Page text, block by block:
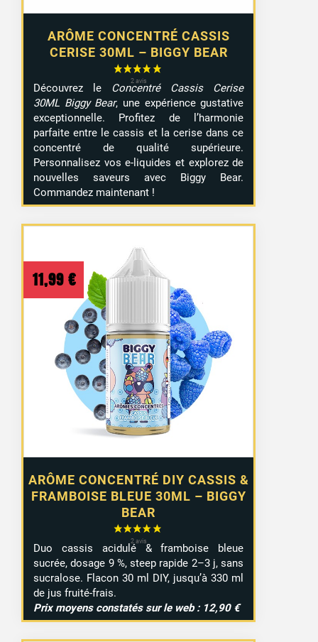
ARÔME CONCENTRÉ CASSIS
CERISE 30ML – BIGGY BEAR
Découvrez le Concentré Cassis Cerise
30ML Biggy Bear, une expérience gustative
exceptionnelle. Profitez de l’harmonie
parfaite entre le cassis et la cerise dans ce
concentré de qualité supérieure.
Personnalisez vos e-liquides et explorez de
nouvelles saveurs avec Biggy Bear.
Commandez maintenant !
ARÔME CONCENTRÉ DIY CASSIS &
FRAMBOISE BLEUE 30ML – BIGGY
BEAR
11,99 €
Duo cassis acidulé & framboise bleue
sucrée, dosage 9 %, steep rapide 2–3 j, sans
sucralose. Flacon 30 ml DIY, jusqu’à 330 ml
de jus fruité-frais.
Prix moyens constatés sur le web : 12,90 €